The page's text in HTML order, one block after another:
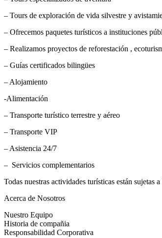
– Tours de exploración de vida silvestre y
– Ofrecemos paquetes turísticos a instituciones
– Realizamos proyectos de reforestación ,
– Guías certificados bilingües
– Alojamiento
-Alimentación
– Transporte turístico terrestre y aéreo
– Transporte VIP
– Asistencia 24/7
– Servicios complementarios
Todas nuestras actividades turísticas están sujetas
Acerca de Nosotros
Nuestro Equipo
Historia de compañia
Responsabilidad Corporativa